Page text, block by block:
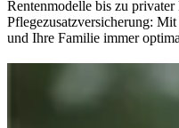
Rentenmodelle bis zu
Pflegezusatzversicherung:
und Ihre Familie immer